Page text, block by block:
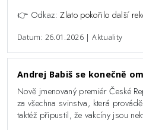
👉 Odkaz:Zlato pokořilo další
Datum: 26.01.2026 | Aktuality
Andrej Babiš se konečně
Nově jmenovaný premiér České
za všechna svinstva, která
taktéž připustil, že vakcíny jsou